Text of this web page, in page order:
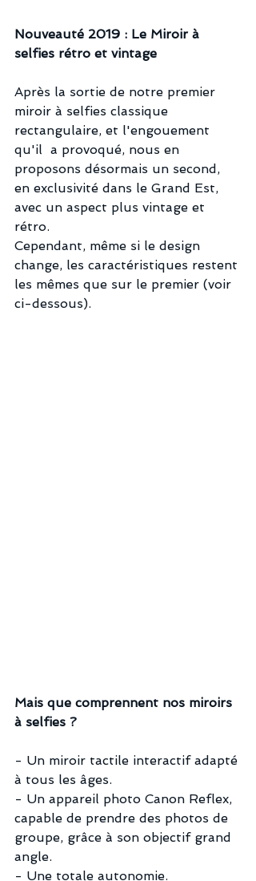
Nouveauté 2019 : Le Miroir à
selfies rétro et vintage
Après la sortie de notre premier
miroir à selfies classique
rectangulaire, et l'engouement
qu'il  a provoqué, nous en
proposons désormais un second,
en exclusivité dans le Grand Est,
avec un aspect plus vintage et
rétro.
Cependant, même si le design
change, les caractéristiques restent
les mêmes que sur le premier (voir
ci-dessous).
Mais que comprennent nos miroirs
à selfies ?
- Un miroir tactile interactif adapté
à tous les âges.
- Un appareil photo Canon Reflex,
capable de prendre des photos de
groupe, grâce à son objectif grand
angle.
- Une totale autonomie.